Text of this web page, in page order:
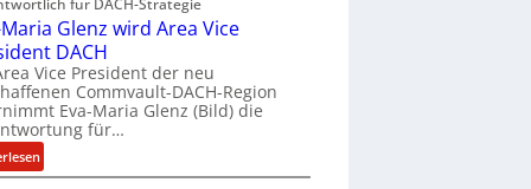
für DACH-Strategie
Maria Glenz wird Area Vice
DACH
Vice President der neu
Commvault-DACH-Region
Eva-Maria Glenz (Bild) die
für…
:
E